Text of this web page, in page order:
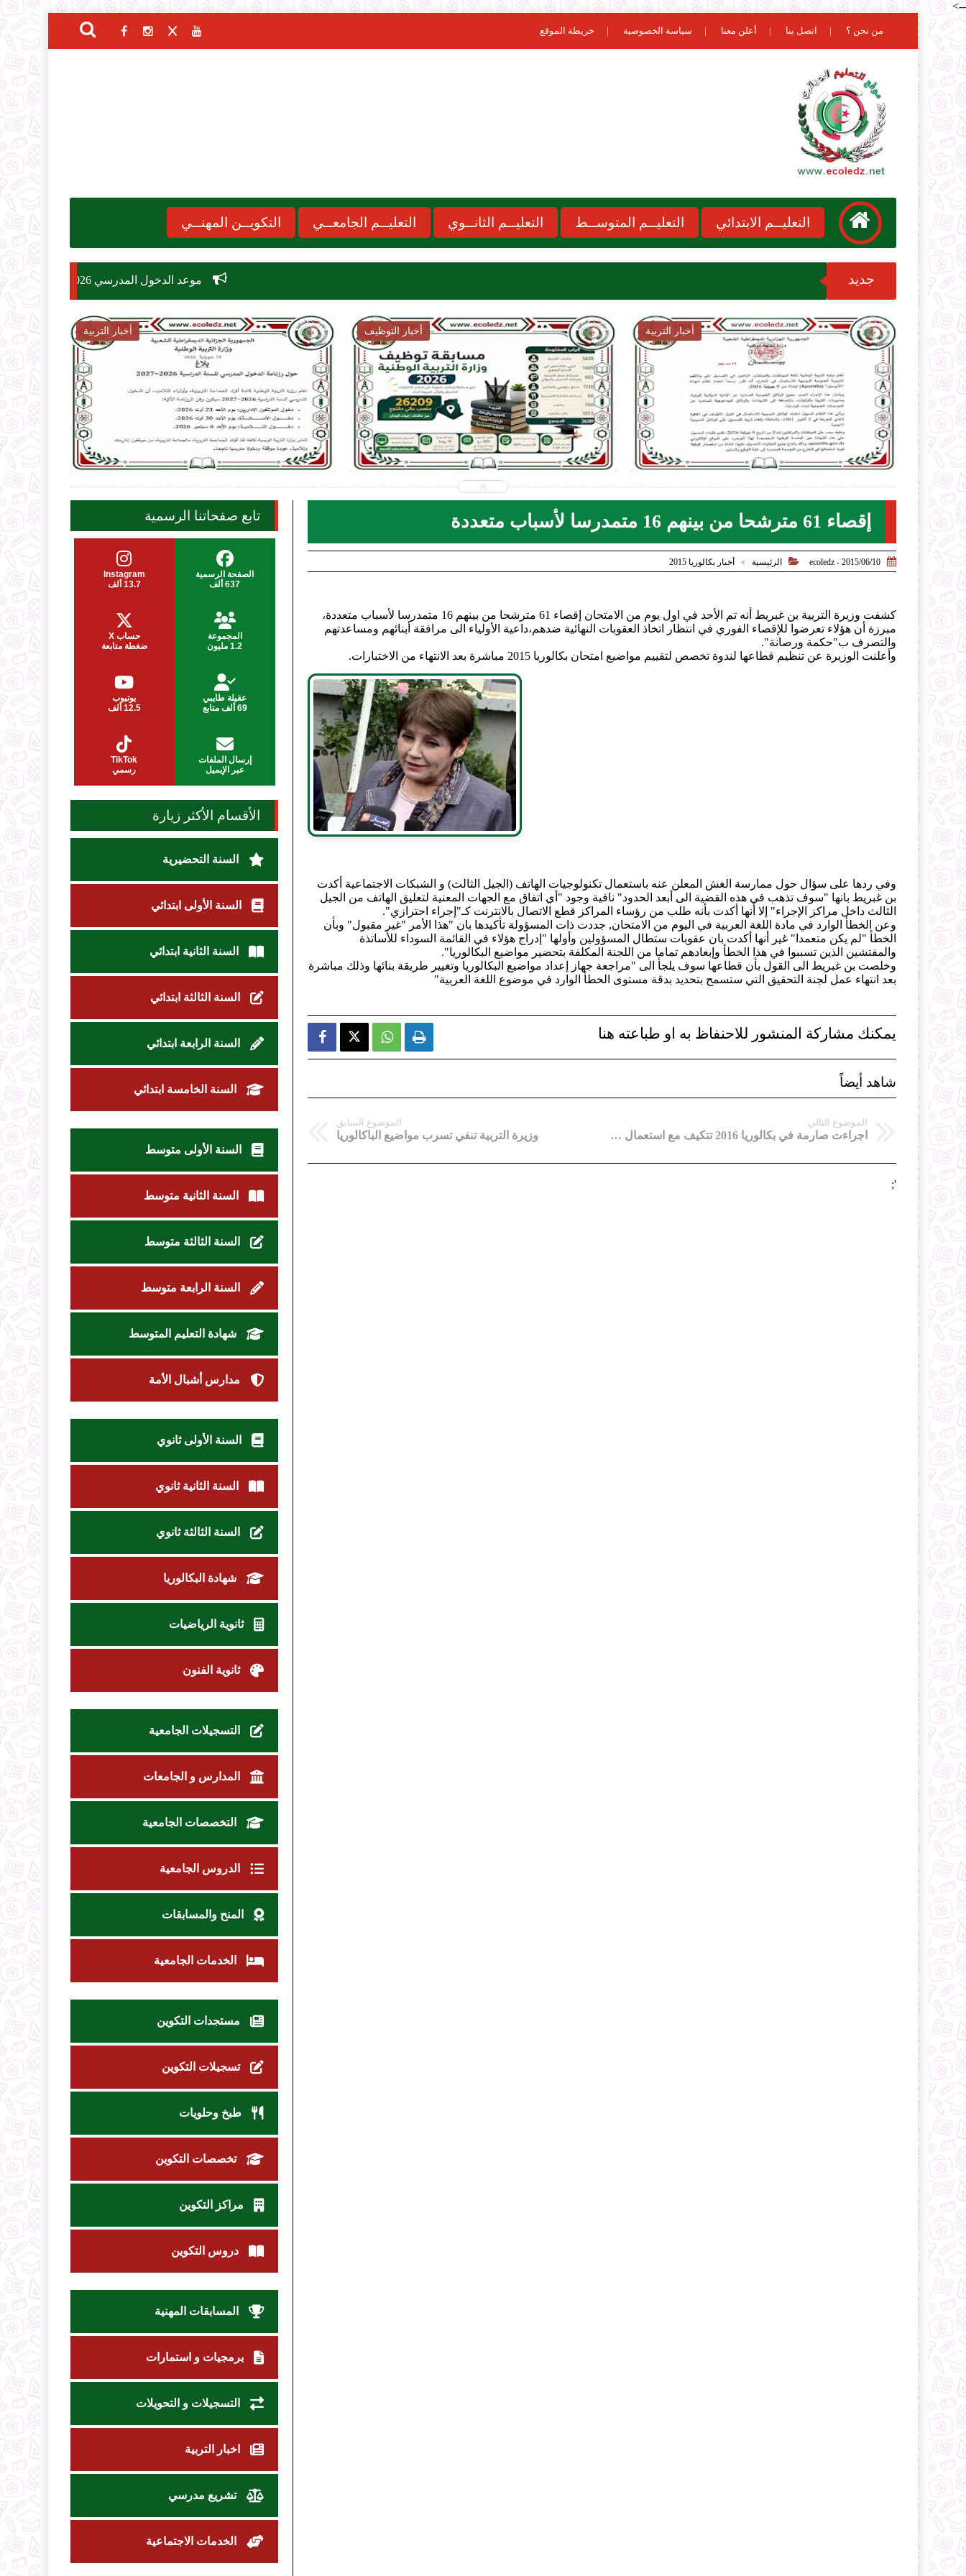
-->
من نحن ؟ اتصل بنا أعلن معنا سياسة الخصوصية خريطة الموقع
التعليــم الابتدائي التعليــم المتوســط التعليــم الثانــوي التعليــم الجامعــي التكويــن المهنــي
جديد موعد الدخول المدرسي 2026-2027 مسابقة توظيف وزارة التربية الوطنية 2026:
أخبار التربية
2026-07-31
ecoledz.net
أخبار التوظيف
2026-07-28
ecoledz.net
أخبار التربية
2026-07-28
ecoledz.net
التربية

إقصاء 61 مترشحا من بينهم 16 متمدرسا لأسباب متعددة

2015/06/10 - ecoledz
 الرئيسية > أخبار بكالوريا 2015
كشفت وزيرة التريية بن غبريط أنه تم الأحد في اول يوم من الامتحان إقصاء 61 مترشحا من بينهم 16 متمدرسا لأسباب متعددة،
مبرزة أن هؤلاء تعرضوا للإقصاء الفوري في انتظار اتخاذ العقوبات النهائية ضدهم،داعية الأولياء الى مرافقة أبنائهم ومساعدتهم
والتصرف ب"حكمة ورصانة".
وأعلنت الوزيرة عن تنظيم قطاعها لندوة تخصص لتقييم مواضيع امتحان بكالوريا 2015 مباشرة بعد الانتهاء من الاختبارات.
وفي ردها على سؤال حول ممارسة الغش المعلن عنه باستعمال تكنولوجيات الهاتف (الجيل الثالث) و الشبكات الاجتماعية أكدت
بن غبريط بانها "سوف تذهب في هذه القضية الى أبعد الحدود" نافية وجود "أي اتفاق مع الجهات المعنية لتعليق الهاتف من الجيل
الثالث داخل مراكز الإجراء" إلا أنها أكدت بأنه طلب من رؤساء المراكز قطع الاتصال بالانترنت كـ"إجراء احترازي".
وعن الخطأ الوارد في مادة اللغة العربية في اليوم من الامتحان, جددت ذات المسؤولة تأكيدها بان "هذا الأمر "غير مقبول" وبأن
الخطأ "لم يكن متعمدا" غير أنها أكدت بان عقوبات ستطال المسؤولين وأولها "إدراج هؤلاء في القائمة السوداء للأساتذة
والمفتشين الذين تسببوا في هذا الخطأ وإبعادهم تماما من اللجنة المكلفة بتحضير مواضيع البكالوريا".
وخلصت بن غبريط الى القول بأن قطاعها سوف يلجأ الى "مراجعة جهاز إعداد مواضيع البكالوريا وتغيير طريقة بنائها وذلك مباشرة
بعد انتهاء عمل لجنة التحقيق التي ستسمح بتحديد بدقة مستوى الخطأ الوارد في موضوع اللغة العربية"
يمكنك مشاركة المنشور للاحنفاظ به او طباعته هنا   
شاهد أيضاً
الموضوع التالي
اجراءت صارمة في بكالوريا 2016 تتكيف مع استعمال التقنيات الحديثة للغش
الموضوع السابق
وزيرة التربية تنفي تسرب مواضيع الباكالوريا
';
تابع صفحاتنا الرسمية
الصفحة الرسمية
637 ألف
Instagram
13.7 ألف
المجموعة
1.2 مليون
حساب X
ضغطة متابعة
عقيلة طايبي
69 ألف متابع
يوتيوب
12.5 ألف
إرسال الملفات
عبر الإيميل
TikTok
رسمي
الأقسام الأكثر زيارة
السنة التحضيرية
السنة الأولى ابتدائي
السنة الثانية ابتدائي
السنة الثالثة ابتدائي
السنة الرابعة ابتدائي
السنة الخامسة ابتدائي
السنة الأولى متوسط
السنة الثانية متوسط
السنة الثالثة متوسط
السنة الرابعة متوسط
شهادة التعليم المتوسط
مدارس أشبال الأمة
السنة الأولى ثانوي
السنة الثانية ثانوي
السنة الثالثة ثانوي
شهادة البكالوريا
ثانوية الرياضيات
ثانوية الفنون
التسجيلات الجامعية
المدارس و الجامعات
التخصصات الجامعية
الدروس الجامعية
المنح والمسابقات
الخدمات الجامعية
مستجدات التكوين
تسجيلات التكوين
طبخ وحلويات
تخصصات التكوين
مراكز التكوين
دروس التكوين
المسابقات المهنية
برمجيات و استمارات
التسجيلات و التحويلات
اخبار التربية
تشريع مدرسي
الخدمات الاجتماعية